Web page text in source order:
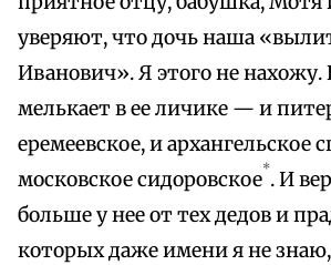
уверяют, что дочь наша
Иванович». Я этого не
мелькает в ее личике — и
еремеевское, и архангельское
московское сидоровское*. И
больше у нее от тех дедов и
которых даже имени я не